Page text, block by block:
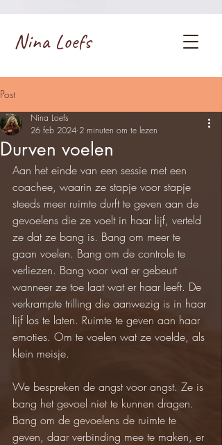
Nina Loefs
Post
Durven voelen
Nina Loefs
26 feb 2024 2 minuten om te lezen
Aan het einde van een sessie met een
coachee, waarin ze stapje voor stapje
steeds meer ruimte durft te geven aan de
gevoelens die ze voelt in haar lijf, verteld
ze dat ze bang is. Bang om meer te
gaan voelen. Bang om de controle te
verliezen. Bang voor wat er gebeurt
wanneer ze toe laat wat er haar leeft. De
verkrampte trilling die aanwezig is in haar
lijf los te laten. Ruimte te geven aan haar
emoties. Om te voelen wat ze voelde, als
klein meisje.
We bespreken de angst voor angst. Ze is
bang het gevoel niet te kunnen dragen.
Bang om de gevoelens de ruimte te
geven, daar verbinding mee te maken, er